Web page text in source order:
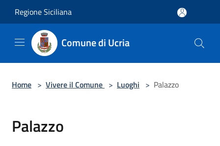
Regione Siciliana
Comune di Ucria
Home > Vivere il Comune > Luoghi > Palazzo
Palazzo